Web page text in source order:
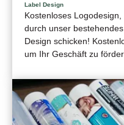
Label Design
Kostenloses
durch unser
Design schicken!
um Ihr Geschäft zu